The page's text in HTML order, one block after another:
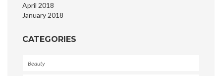
April 2018
January 2018
CATEGORIES
Beauty